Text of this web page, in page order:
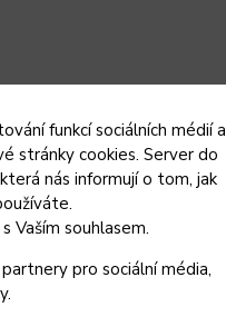
funkcí sociálních médií a
stránky cookies. Server do
nás informují o tom, jak
Vaším souhlasem.
pro sociální média,